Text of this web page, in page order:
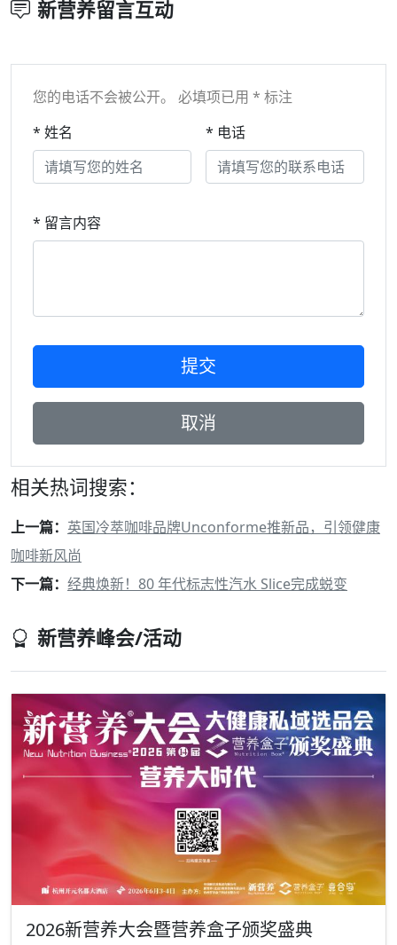
新营养留言互动
您的电话不会被公开。 必填项已用 * 标注
* 姓名
* 电话
* 留言内容
相关热词搜索：
上一篇： 英国冷萃咖啡品牌Unconforme推新品，引领健康
咖啡新风尚
下一篇： 经典焕新！80 年代标志性汽水 Slice完成蜕变
新营养峰会/活动
2026新营养大会暨营养盒子颁奖盛典